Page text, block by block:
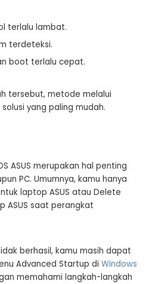
terlalu lambat.
terdeteksi.
boot terlalu cepat.
tersebut, metode melalui
yang paling mudah.
ASUS merupakan hal penting
PC. Umumnya, kamu hanya
laptop ASUS atau Delete
ASUS saat perangkat
berhasil, kamu masih dapat
Advanced Startup di Windows
memahami langkah-langkah